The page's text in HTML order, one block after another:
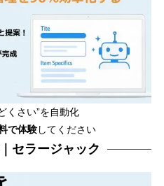
くさい”を自動化
で体験してください
セラージャック